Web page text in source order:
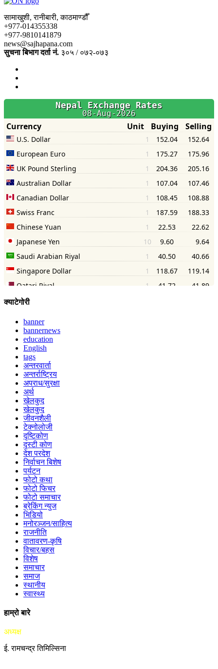
सामाखुशी, रानीबारी, काठमाण्डौँ
+977-014355338
+977-9810141879
news@sajhapana.com
सुचना बिभाग दर्ता नं. ३०५ / ०७२-०७३
क्याटेगोरी
banner
bannernews
education
English
tags
अन्तरवार्ता
अन्तर्राष्ट्रिय
अपराध/सुरक्षा
अर्थ
खेलकुद
खेलकुद
जीवनशैली
टेक्नोलोजी
दृष्टिकोण
दृस्टी कोण
देश परदेश
निर्वाचन बिशेष
पर्यटन
फोटो कथा
फोटो फिचर
फोटो समाचार
ब्रेकिंग न्युज
भिडियो
मनोरञ्जन/साहित्य
राजनीति
वातावरण-कृषि
विचार/बहस
विशेष
समाचार
समाज
स्थानीय
स्वास्थ्य
हाम्रो बारे
अध्यक्ष
ई. रामचन्द्र तिमिल्सिना